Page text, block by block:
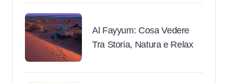
Al Fayyum: Cosa Vedere
Tra Storia, Natura e Relax